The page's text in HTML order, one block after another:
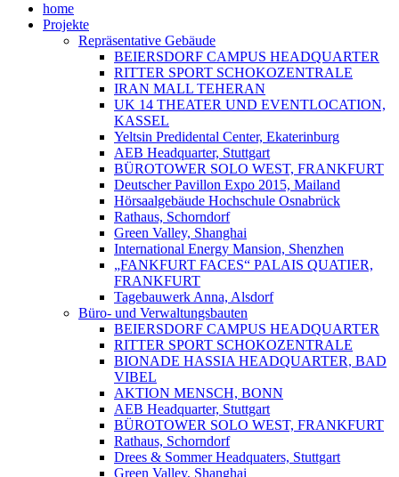
home
Projekte
Repräsentative Gebäude
BEIERSDORF CAMPUS HEADQUARTER
RITTER SPORT SCHOKOZENTRALE
IRAN MALL TEHERAN
UK 14 THEATER UND EVENTLOCATION,
KASSEL
Yeltsin Predidental Center, Ekaterinburg
AEB Headquarter, Stuttgart
BÜROTOWER SOLO WEST, FRANKFURT
Deutscher Pavillon Expo 2015, Mailand
Hörsaalgebäude Hochschule Osnabrück
Rathaus, Schorndorf
Green Valley, Shanghai
International Energy Mansion, Shenzhen
„FANKFURT FACES“ PALAIS QUATIER,
FRANKFURT
Tagebauwerk Anna, Alsdorf
Büro- und Verwaltungsbauten
BEIERSDORF CAMPUS HEADQUARTER
RITTER SPORT SCHOKOZENTRALE
BIONADE HASSIA HEADQUARTER, BAD
VIBEL
AKTION MENSCH, BONN
AEB Headquarter, Stuttgart
BÜROTOWER SOLO WEST, FRANKFURT
Rathaus, Schorndorf
Drees & Sommer Headquaters, Stuttgart
Green Valley, Shanghai